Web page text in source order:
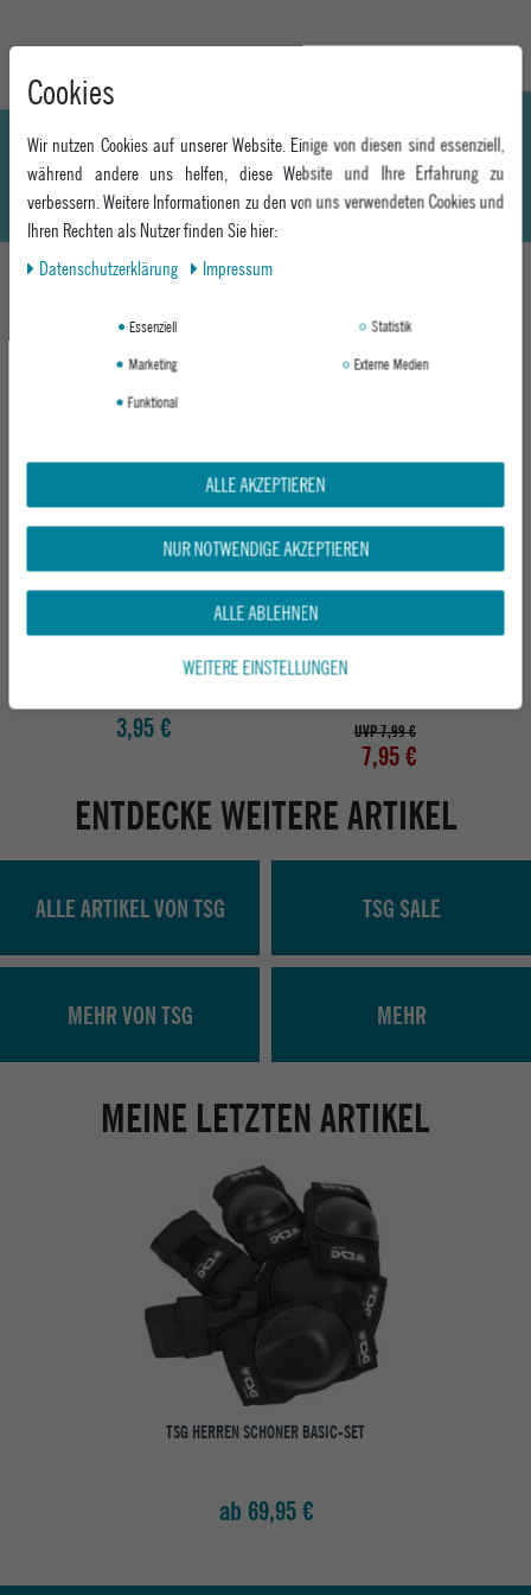
DAS KÖNNTE DIR AUCH GEFALLEN
RISE-/SHOCKPAD 1/4
3,95 €
7/8'' INNENSECHSKANT
UVP 7,99 €
7,95 €
ENTDECKE WEITERE ARTIKEL
ALLE ARTIKEL VON TSG TSG SALE
MEHR VON TSG MEHR
MEINE LETZTEN ARTIKEL
TSG HERREN SCHONER BASIC-SET
ab 69,95 €
Cookies
Wir nutzen Cookies auf unserer Website. Einige von diesen sind essenziell,
während andere uns helfen, diese Website und Ihre Erfahrung zu
verbessern. Weitere Informationen zu den von uns verwendeten Cookies und
Ihren Rechten als Nutzer finden Sie hier:
Daten­schutz­erklärung
Impressum
Essenziell
Statistik
Marketing
Externe Medien
Funktional
ALLE AKZEPTIEREN
NUR NOTWENDIGE AKZEPTIEREN
ALLE ABLEHNEN
WEITERE EINSTELLUNGEN